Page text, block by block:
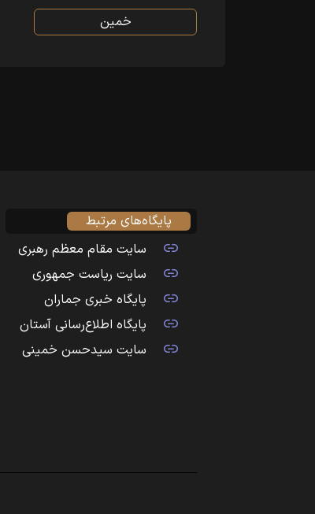
خمین
پایگاه‌های مرتبط
سایت مقام معظم رهبری
سایت ریاست جمهوری
پایگاه خبری جماران
پایگاه اطلاع‌رسانی آستان
سایت سیدحسن خمینی